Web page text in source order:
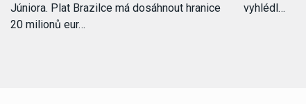
Júniora. Plat Brazilce má dosáhnout hranice
20 milionů eur…
vyhlédl…